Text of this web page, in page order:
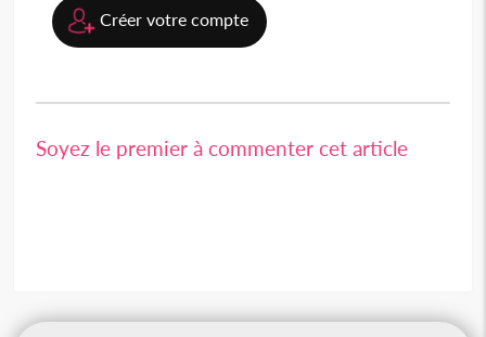
Créer votre compte
Soyez le premier à commenter cet article